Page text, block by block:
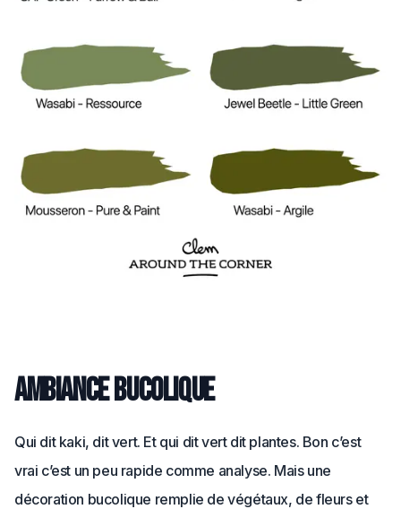
Ambiance bucolique
Qui dit kaki, dit vert. Et qui dit vert dit plantes. Bon c’est
vrai c’est un peu rapide comme analyse. Mais une
décoration bucolique remplie de végétaux, de fleurs et